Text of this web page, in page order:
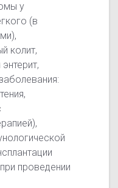
у
(в
колит,
проведении